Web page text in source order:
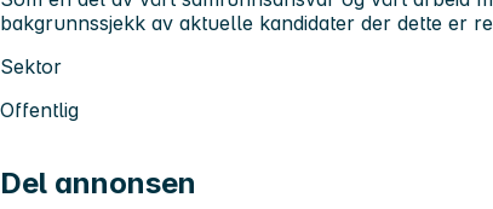
bakgrunnssjekk av aktuelle kandidater der dette er
Sektor
Offentlig
Del annonsen